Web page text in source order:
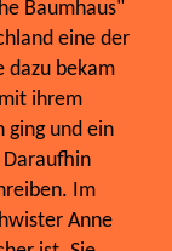
Baumhaus"
eine der
dazu bekam
ihrem
ging und ein
Im
Anne